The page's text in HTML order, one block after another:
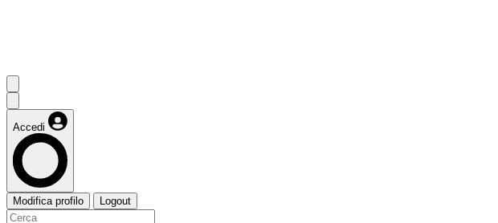
Accedi
Modifica profilo Logout